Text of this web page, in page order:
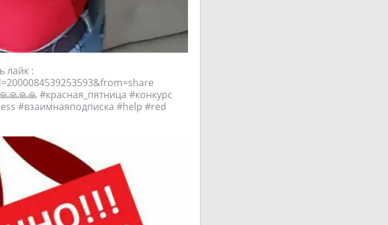
лайк :
#красная_пятница #конкурс
#взаимнаяподписка #help #red